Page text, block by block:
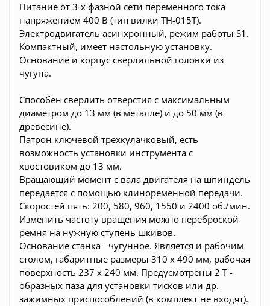
Питание от 3-х фазной сети переменного тока
напряжением 400 В (тип вилки TH-015T).
Электродвигатель асинхронный, режим работы S1.
Компактный, имеет настольную установку.
Основание и корпус сверлильной головки из
чугуна.
Способен сверлить отверстия с максимальным
диаметром до 13 мм (в металле) и до 50 мм (в
древесине).
Патрон ключевой трехкулачковый, есть
возможность установки инструмента с
хвостовиком до 13 мм.
Вращающий момент с вала двигателя на шпиндель
передается с помощью клиноременной передачи.
Скоростей пять: 200, 580, 960, 1550 и 2400 об./мин.
Изменить частоту вращения можно переброской
ремня на нужную ступень шкивов.
Основание станка - чугунное. Является и рабочим
столом, габаритные размеры 310 х 490 мм, рабочая
поверхность 237 х 240 мм. Предусмотрены 2 Т -
образных паза для установки тисков или др.
зажимных приспособлений (в комплект не входят).